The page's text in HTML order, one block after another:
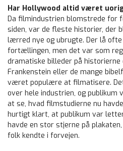
Har Hollywood altid været
Da filmindustrien blomstrede for
siden, var de fleste historier, der
lærred nye og ubrugte. Der lå
fortællingen, men det var som
dramatiske billeder på historierne
Frankenstein eller de mange
været populære at filmatisere.
over hele industrien, og
at se, hvad filmstudierne nu
hurtigt klart, at publikum var
havde en stor stjerne på
folk kendte i forvejen.